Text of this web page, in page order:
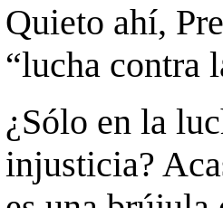
Quieto ahí,
“lucha contra
¿Sólo en la
injusticia?